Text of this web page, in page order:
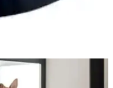
tercih edilir.